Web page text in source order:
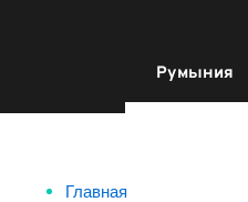
Румыния
Главная